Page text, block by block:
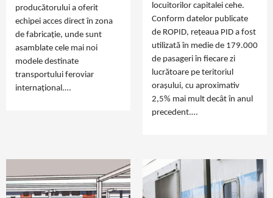
producătorului a oferit
echipei acces direct în zona
de fabricație, unde sunt
asamblate cele mai noi
modele destinate
transportului feroviar
internațional.…
locuitorilor capitalei cehe.
Conform datelor publicate
de ROPID, rețeaua PID a fost
utilizată în medie de 179.000
de pasageri în fiecare zi
lucrătoare pe teritoriul
orașului, cu aproximativ
2,5% mai mult decât în anul
precedent.…